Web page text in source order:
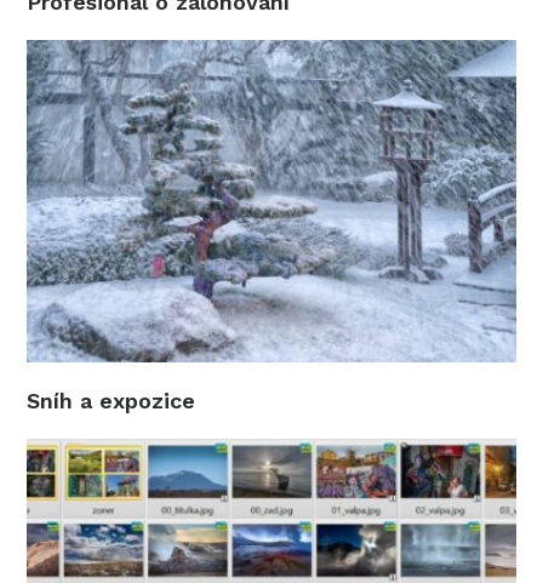
Sníh a expozice